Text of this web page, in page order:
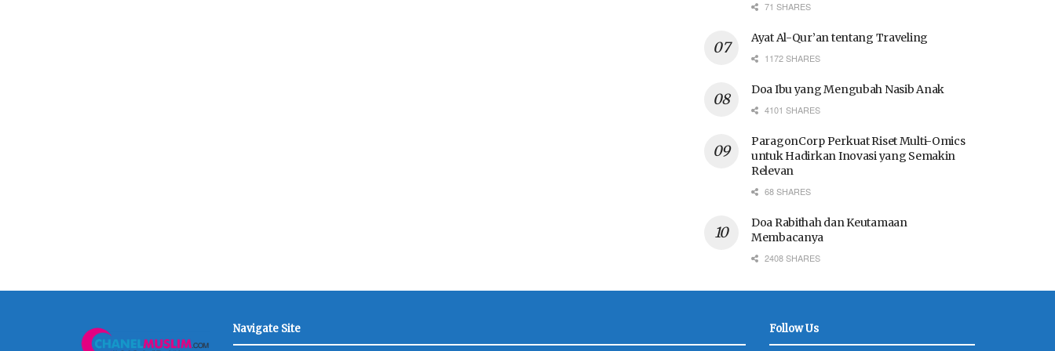
71 SHARES
Ayat Al-Qur’an tentang Traveling
1172 SHARES
Doa Ibu yang Mengubah Nasib Anak
4101 SHARES
ParagonCorp Perkuat Riset Multi-Omics
untuk Hadirkan Inovasi yang Semakin
Relevan
68 SHARES
Doa Rabithah dan Keutamaan
Membacanya
2408 SHARES
Navigate Site Follow Us